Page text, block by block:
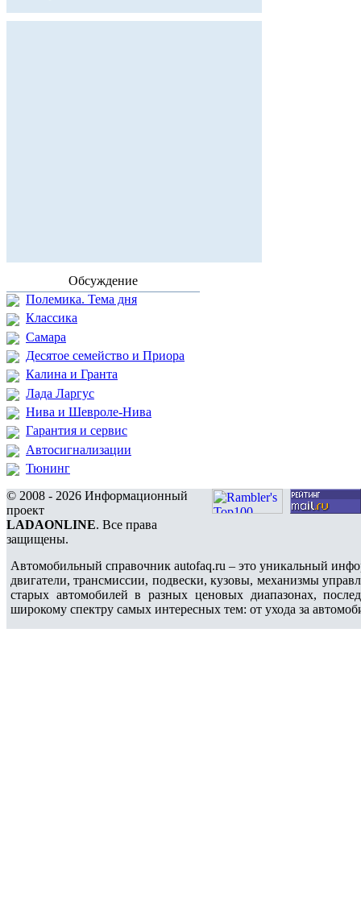
Обсуждение
Полемика. Тема дня
Классика
Самара
Десятое семейство и Приора
Калина и Гранта
Лада Ларгус
Нива и Шевроле-Нива
Гарантия и сервис
Автосигнализации
Тюнинг
© 2008 - 2026 Информационный
проект
LADAONLINE. Все права
защищены.
Автомобильный справочник autofaq.ru – это уникальный
двигатели, трансмиссии, подвески, кузовы, механизмы
старых автомобилей в разных ценовых диапазонах,
широкому спектру самых интересных тем: от ухода за